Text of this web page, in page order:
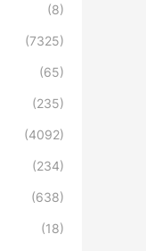
(8)
(7325)
(65)
(235)
(4092)
(234)
(638)
(18)